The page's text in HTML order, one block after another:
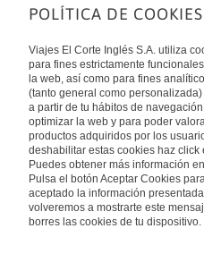
Sobre nosotros
Quiénes somos
Financiación
Sostenibilidad
Turismo accesible
Tarjeta El Corte Inglés
Trabaja con nosotros
El Corte Inglés
Canal Ético
Enlaces de interés
Guías de viaje
Catálogos
Auto check-in
Condiciones Generales
Política de privacidad
Política de cookies
Accesibilidad
Empresas/ Grupos
Internacional
España
Visita nuestro blog
Blog de Viajes el Corte inglés
POLÍTICA DE COOKIES
Viajes El Corte Inglés S.A. utiliza
para fines estrictamente
la web, así como para fines
(tanto general como
a partir de tu hábitos de
optimizar la web y para poder
productos adquiridos por los
deshabilitar estas cookies haz
Puedes obtener más información
Pulsa el botón Aceptar Cookies
aceptado la información
volveremos a mostrarte este
borres las cookies de tu dispositivo.